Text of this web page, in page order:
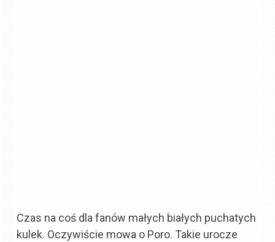
Czas na coś dla fanów małych białych puchatych
kulek. Oczywiście mowa o Poro. Takie urocze